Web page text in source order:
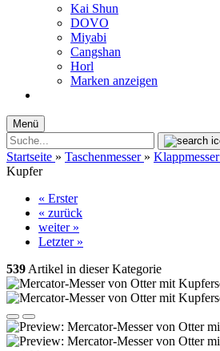
Kai Shun
DOVO
Miyabi
Cangshan
Horl
Marken anzeigen
Menü
Startseite » Taschenmesser » Klappmesser
Kupfer
« Erster
« zurück
weiter »
Letzter »
539 Artikel in dieser Kategorie